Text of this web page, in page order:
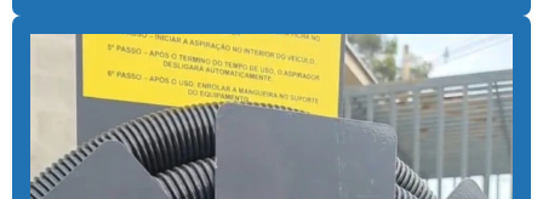
Coagulante orgânico
Coagulante orgânico tanino
Contador de banhos
Controlador de banho